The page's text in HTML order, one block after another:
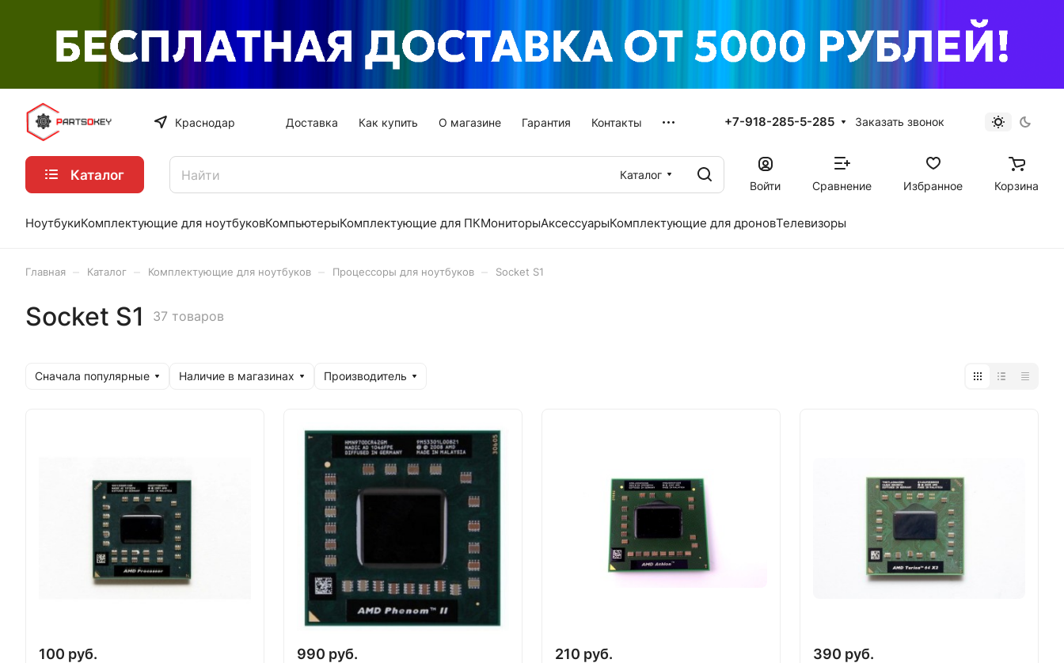
Краснодар Доставка Как купить О магазине Гарантия Контакты +7-918-285-5-285 Заказать звонок
Каталог
Каталог
Войти
Сравнение Избранное Корзина
НоутбукиКомплектующие для ноутбуковКомпьютерыКомплектующие для ПКМониторыАксессуарыКомплектующие для дроновТелевизоры
Главная Каталог Комплектующие для ноутбуков Процессоры для ноутбуков Socket S1
Socket S1 37 товаров
Сначала популярные Наличие в магазинах Производитель
100 руб. 990 руб. 210 руб. 390 руб.